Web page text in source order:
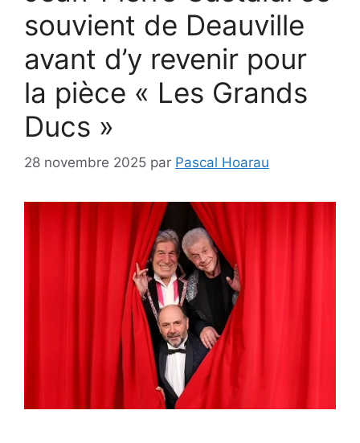
souvient de Deauville
avant d’y revenir pour
la pièce « Les Grands
Ducs »
28 novembre 2025 par Pascal Hoarau